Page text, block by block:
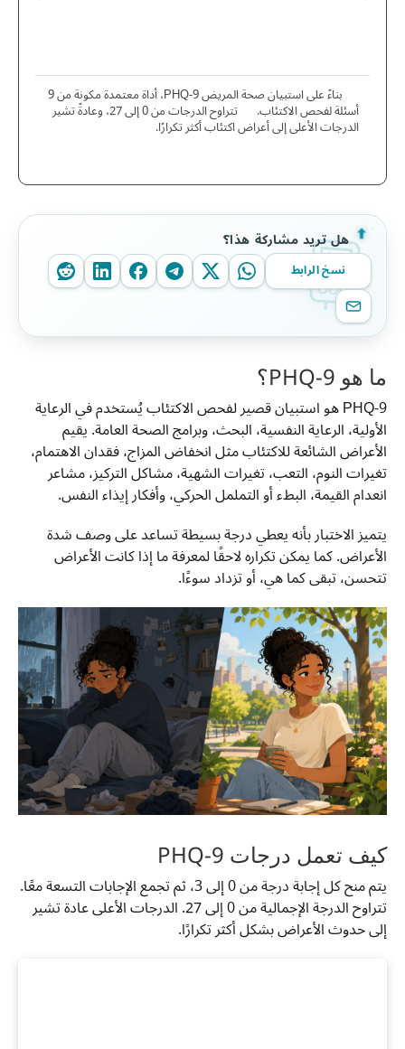
بناءً على استبيان صحة المريض PHQ-9، أداة معتمدة مكونة من 9
أسئلة لفحص الاكتئاب. تتراوح الدرجات من 0 إلى 27، وعادةً تشير
الدرجات الأعلى إلى أعراض اكتئاب أكثر تكرارًا.
هل تريد مشاركة هذا؟
نسخ الرابط
ما هو PHQ-9؟
PHQ-9 هو استبيان قصير لفحص الاكتئاب يُستخدم في الرعاية
الأولية، الرعاية النفسية، البحث، وبرامج الصحة العامة. يقيم
الأعراض الشائعة للاكتئاب مثل انخفاض المزاج، فقدان الاهتمام،
تغيرات النوم، التعب، تغيرات الشهية، مشاكل التركيز، مشاعر
انعدام القيمة، البطء أو التململ الحركي، وأفكار إيذاء النفس.
يتميز الاختبار بأنه يعطي درجة بسيطة تساعد على وصف شدة
الأعراض. كما يمكن تكراره لاحقًا لمعرفة ما إذا كانت الأعراض
تتحسن، تبقى كما هي، أو تزداد سوءًا.
كيف تعمل درجات PHQ-9
يتم منح كل إجابة درجة من 0 إلى 3، ثم تجمع الإجابات التسعة معًا.
تتراوح الدرجة الإجمالية من 0 إلى 27. الدرجات الأعلى عادة تشير
إلى حدوث الأعراض بشكل أكثر تكرارًا.